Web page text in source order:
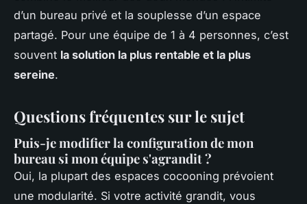
d’un bureau privé et la souplesse d’un espace
partagé. Pour une équipe de 1 à 4 personnes, c’est
souvent la solution la plus rentable et la plus
sereine.
Questions fréquentes sur le sujet
Puis-je modifier la configuration de mon
bureau si mon équipe s'agrandit ?
Oui, la plupart des espaces cocooning prévoient
une modularité. Si votre activité grandit, vous